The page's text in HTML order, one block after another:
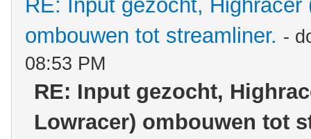
RE: Input gezocht,
ombouwen tot streamliner. -
08:53 PM
RE: Input gezocht,
Lowracer) ombouwen tot